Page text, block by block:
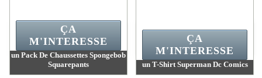
un Pack De Chaussettes Spongebob
Squarepants
ÇA
M'INTERESSE
un T-Shirt Superman Dc Comics
ÇA
M'INTERESSE